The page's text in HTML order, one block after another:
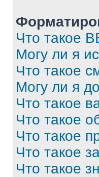
Что такое
Могу ли я
Что такое
Могу ли я
Что такое
Что такое
Что такое
Что такое
Что такое